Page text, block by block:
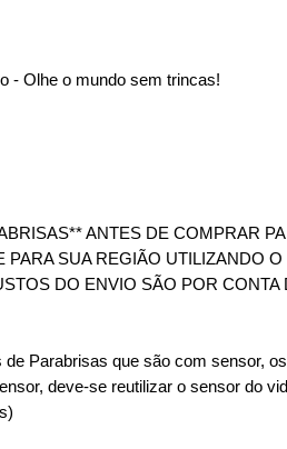
- Olhe o mundo sem trincas!
ANTES DE COMPRAR
PARA SUA REGIÃO UTILIZANDO
DO ENVIO SÃO POR CONTA
Parabrisas que são com sensor,
deve-se reutilizar o sensor do